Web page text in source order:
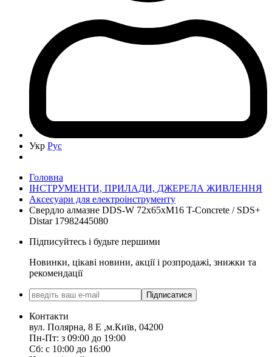
Укр Рус
Головна
ІНСТРУМЕНТИ, ПРИЛАДИ, ДЖЕРЕЛА ЖИВЛЕННЯ
Аксесуари для електроінструменту
Свердло алмазне DDS-W 72x65xМ16 T-Concrete / SDS+
Distar 17982445080
Підписуйтесь і будьте першими
Новинки, цікаві новини, акції і розпродажі, знижки та
рекомендації
Підписатися
Контакти
вул. Полярна, 8 Е ,м.Київ, 04200
Пн-Пт: з 09:00 до 19:00
Сб: с 10:00 до 16:00